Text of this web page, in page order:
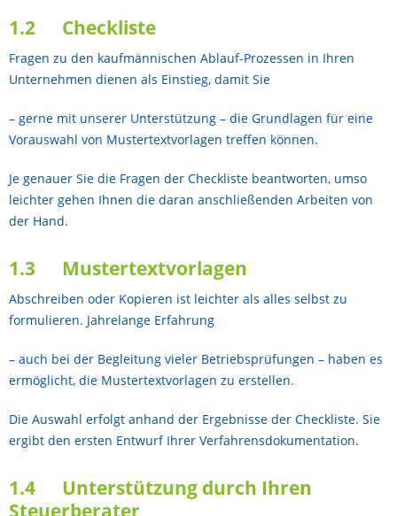
1.2 Checkliste
Fragen zu den kaufmännischen Ablauf-Prozessen in Ihren
Unternehmen dienen als Einstieg, damit Sie
– gerne mit unserer Unterstützung – die Grundlagen für eine
Vorauswahl von Mustertextvorlagen treffen können.
Je genauer Sie die Fragen der Checkliste beantworten, umso
leichter gehen Ihnen die daran anschließenden Arbeiten von
der Hand.
1.3 Mustertextvorlagen
Abschreiben oder Kopieren ist leichter als alles selbst zu
formulieren. Jahrelange Erfahrung
– auch bei der Begleitung vieler Betriebsprüfungen – haben es
ermöglicht, die Mustertextvorlagen zu erstellen.
Die Auswahl erfolgt anhand der Ergebnisse der Checkliste. Sie
ergibt den ersten Entwurf Ihrer Verfahrensdokumentation.
1.4 Unterstützung durch Ihren
Steuerberater